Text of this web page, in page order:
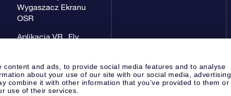
content and ads, to provide social media features and to analyse
about your use of our site with our social media, advertising
combine it with other information that you’ve provided to them or
use of their services.
Wygaszacz Ekranu
OSR
Aplikacja VR „Fly